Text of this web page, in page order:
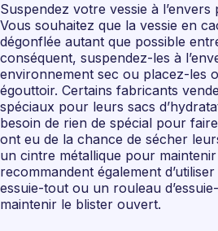
Suspendez votre vessie à
Vous souhaitez que la vessie en
dégonflée autant que possible
conséquent, suspendez-les à
environnement sec ou placez-les
égouttoir. Certains fabricants
spéciaux pour leurs sacs
besoin de rien de spécial pour
ont eu de la chance de sécher
un cintre métallique pour
recommandent également
essuie-tout ou un rouleau
maintenir le blister ouvert.